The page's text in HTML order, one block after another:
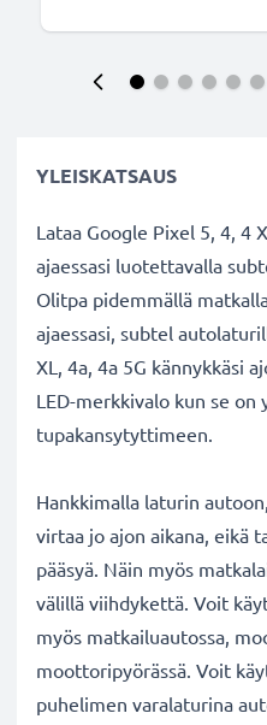
YLEISKATSAUS
Lataa Google Pixel 5, 4, 4
ajaessasi luotettavalla
Olitpa pidemmällä
ajaessasi, subtel
XL, 4a, 4a 5G kännykkäsi
LED-merkkivalo kun se
tupakansytyttimeen.
Hankkimalla laturin
virtaa jo ajon aikana, eikä
pääsyä. Näin myös
välillä viihdykettä. Voit
myös matkailuautossa,
moottoripyörässä. Voit
puhelimen varalaturina